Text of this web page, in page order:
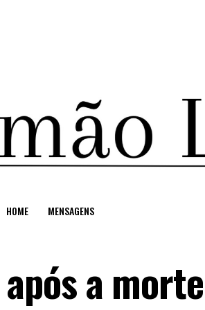
HOME MENSAGENS
a